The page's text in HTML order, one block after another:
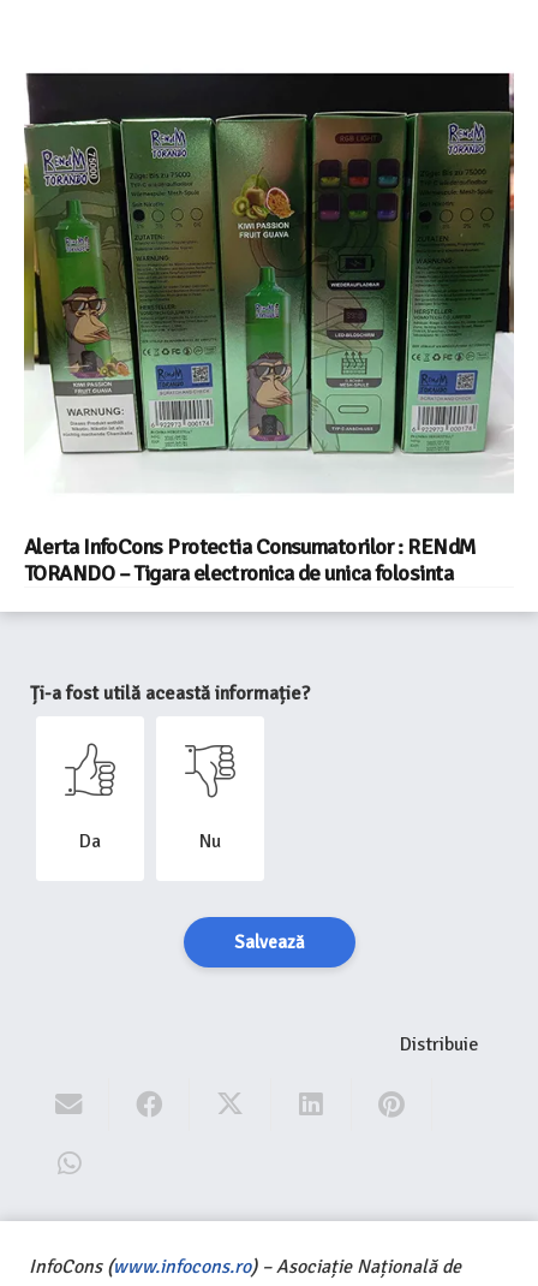
Alerta InfoCons Protectia Consumatorilor : RENdM
TORANDO – Tigara electronica de unica folosinta
Ți-a fost utilă această informație?
Da Nu
Salvează
Distribuie
InfoCons (www.infocons.ro) – Asociație Națională de